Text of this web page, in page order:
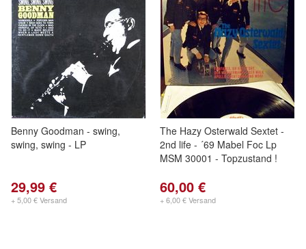
Benny Goodman - swing,
swing, swing - LP
29,99 €
+ 5,00 € Versand
The Hazy Osterwald Sextet -
2nd life - ´69 Mabel Foc Lp
MSM 30001 - Topzustand !
60,00 €
+ 6,00 € Versand